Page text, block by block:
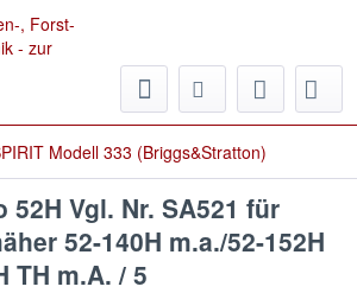
Modell 333 (Briggs&Stratton)
52H Vgl. Nr. SA521 für
52-140H m.a./52-152H
TH m.A. / 5